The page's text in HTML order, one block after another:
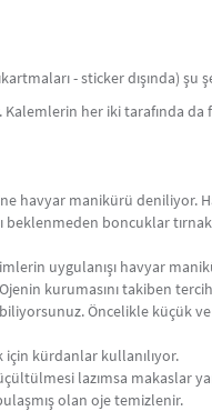
bir tırnak görünümü
ve zarafet ekler, bu da her tarza
tırnak sticker'ları ile
ve parmaklarınızı
- sticker dışında) şu
her iki tarafında da
havyar manikürü deniliyor.
beklenmeden boncuklar
uygulanışı havyar
kurumasını takiben
Öncelikle küçük
için kürdanlar kullanılıyor.
lazımsa makaslar
olan oje temizlenir.